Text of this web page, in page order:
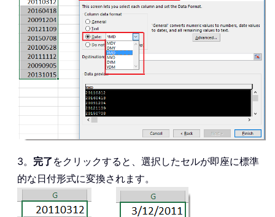
3。 完了をクリックすると、選択したセルが即座に標準
的な日付形式に変換されます。